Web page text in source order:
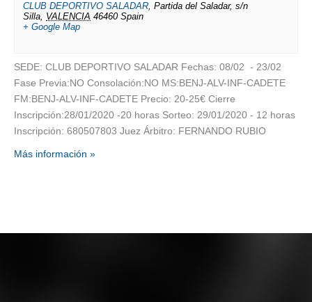
CLUB DEPORTIVO SALADAR, Partida del Saladar, s/n
Silla, VALENCIA 46460 Spain
+ Google Map
SEDE: CLUB DEPORTIVO SALADAR Fechas: 08/02 - 23/02
Fase Previa:NO Consolación:NO MS:BENJ-ALV-INF-CADETE
FM:BENJ-ALV-INF-CADETE Precio: 20-25€ Cierre
Inscripción:28/01/2020 -20 horas Sorteo: 29/01/2020 - 12 horas
Inscripción: 680507803 Juez Árbitro: FERNANDO RUBIO
Más información »